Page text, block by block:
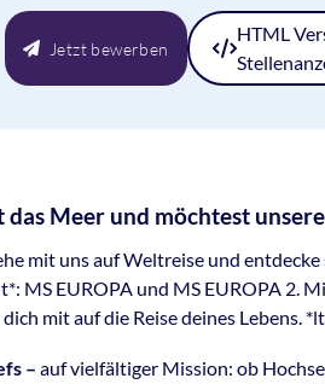
Jetzt bewerben
HTML
das Meer und möchtest
mit uns auf Weltreise und
MS EUROPA und MS EUROPA 2.
mit auf die Reise deines Lebens.
– auf vielfältiger Mission: ob